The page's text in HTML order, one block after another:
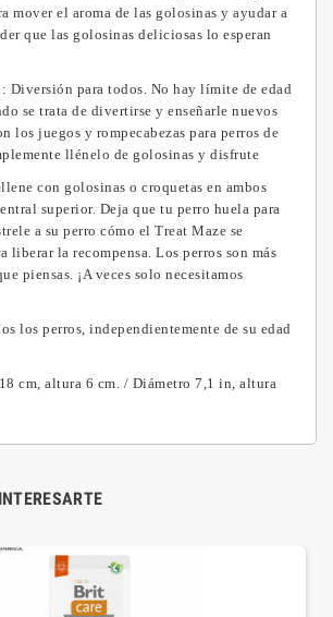
mover el aroma de las golosinas y ayudar a
que las golosinas deliciosas lo esperan
Diversión para todos. No hay límite de edad
se trata de divertirse y enseñarle nuevos
los juegos y rompecabezas para perros de
llénelo de golosinas y disfrute
con golosinas o croquetas en ambos
superior. Deja que tu perro huela para
a su perro cómo el Treat Maze se
liberar la recompensa. Los perros son más
piensas. ¡A veces solo necesitamos
los perros, independientemente de su edad
cm, altura 6 cm. / Diámetro 7,1 in, altura